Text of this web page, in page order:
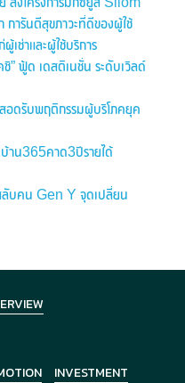
ารันตีสุขภาวะที่ดีของผู้ใช้
ช่าและผู้ใช้บริการ
” ฟู้ด เดสติเนชั่น ระดับเวิลด์
อดรับพฤติกรรมผู้บริโภคยุค
าน365คาด3ปีรายได้
ลับคน Gen Y จุดเปลี่ยน
INVESTMENT